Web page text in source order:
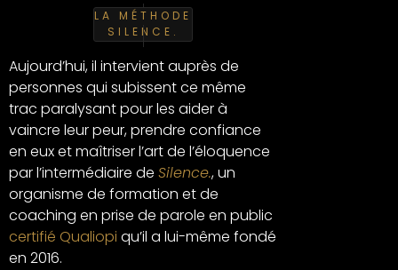
LA MÉTHODE
SILENCE.
Aujourd’hui, il intervient auprès de
personnes qui subissent ce même
trac paralysant pour les aider à
vaincre leur peur, prendre confiance
en eux et maîtriser l’art de l’éloquence
par l’intermédiaire de Silence., un
organisme de formation et de
coaching en prise de parole en public
certifié Qualiopi qu’il a lui-même fondé
en 2016.